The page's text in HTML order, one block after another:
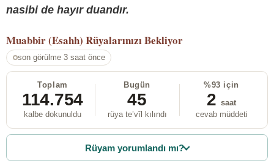
nasibi de hayır duandır.
Muabbir (Esahh) Rüyalarınızı Bekliyor
son görülme 3 saat önce
Toplam
114.754
kalbe dokunuldu
Bugün
45
rüya te’vîl kılındı
%93 için
2 saat
cevab müddeti
Rüyam yorumlandı mı?